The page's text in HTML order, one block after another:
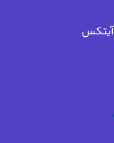
آیتکس